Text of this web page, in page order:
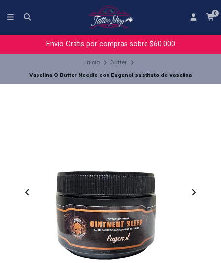
0
Envio Gratis por compras sobre $60.000
Inicio
Butter
Vaselina O Butter Needle con Eugenol sustituto de vaselina